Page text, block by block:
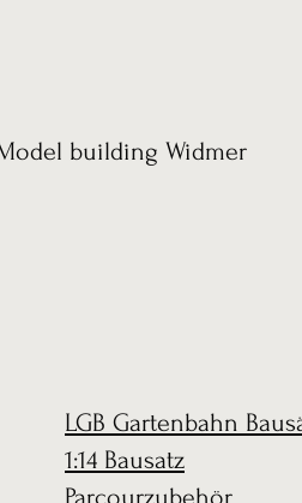
building Widmer
LGB Gartenbahn
1:14 Bausatz